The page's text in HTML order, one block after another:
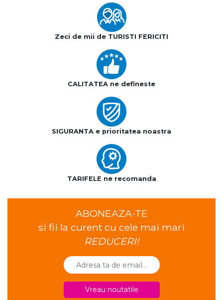
Zeci de mii de TURISTI FERICITI
CALITATEA ne defineste
SIGURANTA e prioritatea noastra
TARIFELE ne recomanda
ABONEAZA-TE
si fii la curent cu cele mai mari
REDUCERI!
Vreau noutatile